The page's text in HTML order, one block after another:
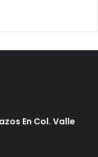
En Col. Valle